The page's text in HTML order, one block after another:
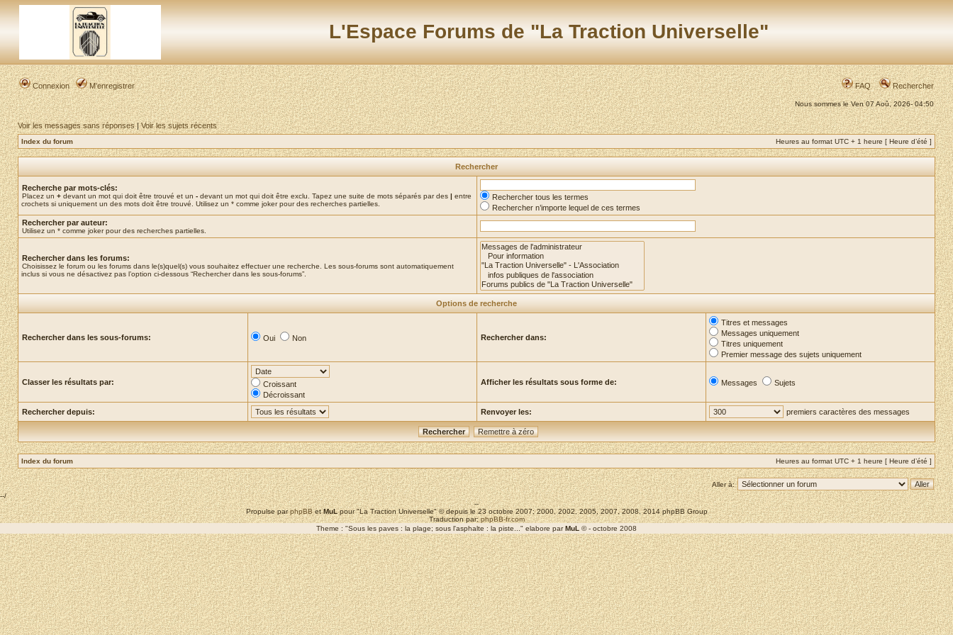
L'Espace Forums de "La Traction Universelle"
Connexion M’enregistrer FAQ Rechercher
Nous sommes le Ven 07 Aoû, 2026- 04:50
Voir les messages sans réponses|Voir les sujets récents
Index du forum Heures au format UTC + 1 heure [ Heure d’été ]
Rechercher
Recherche par mots-clés:
Placez un + devant un mot qui doit être trouvé et un - devant un mot qui doit être exclu. Tapez une suite de mots séparés par des | entre
crochets si uniquement un des mots doit être trouvé. Utilisez un * comme joker pour des recherches partielles.
Rechercher tous les termes
Rechercher n’importe lequel de ces termes
Rechercher par auteur:
Utilisez un * comme joker pour des recherches partielles.
Rechercher dans les forums:
Choisissez le forum ou les forums dans le(s)quel(s) vous souhaitez effectuer une recherche. Les sous-forums sont automatiquement
inclus si vous ne désactivez pas l’option ci-dessous “Rechercher dans les sous-forums”.
Options de recherche
Rechercher dans les sous-forums: Oui Non Rechercher dans:
Titres et messages
Messages uniquement
Titres uniquement
Premier message des sujets uniquement
Classer les résultats par:
Croissant
Décroissant
Afficher les résultats sous forme de: Messages Sujets
Rechercher depuis: Renvoyer les: premiers caractères des messages
Index du forum Heures au format UTC + 1 heure [ Heure d’été ]
Aller à:
--/
--
Propulse parphpBBetMuLpour "La Traction Universelle" © depuis le 23 octobre 2007; 2000, 2002, 2005, 2007, 2008, 2014 phpBB Group
Traduction par:phpBB-fr.com
Theme : "Sous les paves : la plage; sous l'asphalte : la piste..." elabore parMuL © - octobre 2008